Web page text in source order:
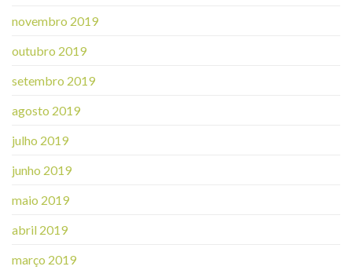
novembro 2019
outubro 2019
setembro 2019
agosto 2019
julho 2019
junho 2019
maio 2019
abril 2019
março 2019